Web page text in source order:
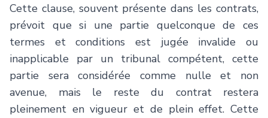
Cette clause, souvent présente dans les contrats,
prévoit que si une partie quelconque de ces
termes et conditions est jugée invalide ou
inapplicable par un tribunal compétent, cette
partie sera considérée comme nulle et non
avenue, mais le reste du contrat restera
pleinement en vigueur et de plein effet. Cette